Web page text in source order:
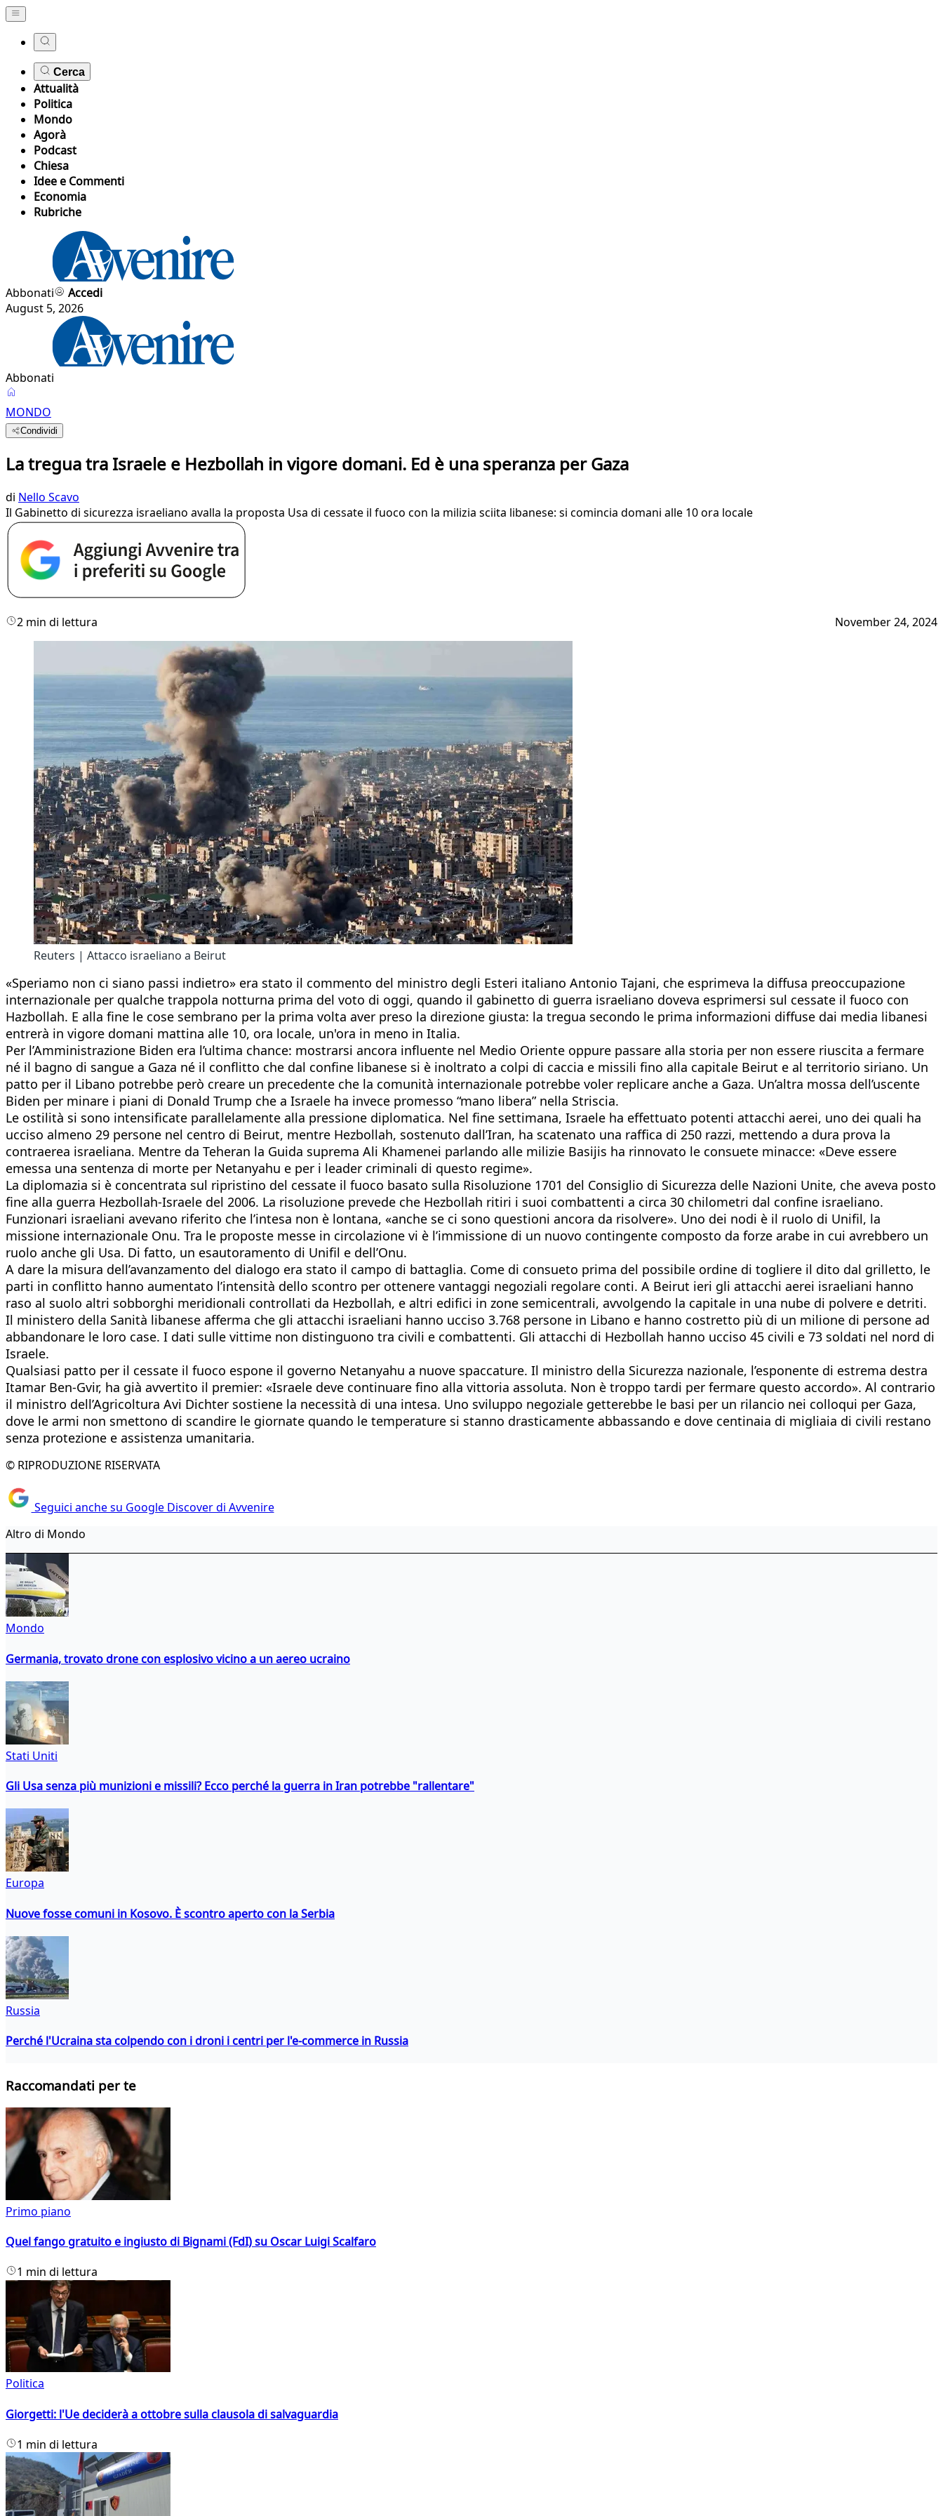
Cerca
Attualità
Politica
Mondo
Agorà
Podcast
Chiesa
Idee e Commenti
Economia
Rubriche
Abbonati
Accedi
August 5, 2026
Abbonati
MONDO
Condividi
La tregua tra Israele e Hezbollah in vigore domani. Ed è una speranza per Gaza
di Nello Scavo
Il Gabinetto di sicurezza israeliano avalla la proposta Usa di cessate il fuoco con la milizia sciita libanese: si comincia domani alle 10 ora locale
2 min di lettura November 24, 2024
Reuters | Attacco israeliano a Beirut
«Speriamo non ci siano passi indietro» era stato il commento del ministro degli Esteri italiano Antonio Tajani, che esprimeva la diffusa preoccupazione
internazionale per qualche trappola notturna prima del voto di oggi, quando il gabinetto di guerra israeliano doveva esprimersi sul cessate il fuoco con
Hazbollah. E alla fine le cose sembrano per la prima volta aver preso la direzione giusta: la tregua secondo le prima informazioni diffuse dai media libanesi
entrerà in vigore domani mattina alle 10, ora locale, un'ora in meno in Italia.
Per l’Amministrazione Biden era l’ultima chance: mostrarsi ancora influente nel Medio Oriente oppure passare alla storia per non essere riuscita a fermare
né il bagno di sangue a Gaza né il conflitto che dal confine libanese si è inoltrato a colpi di caccia e missili fino alla capitale Beirut e al territorio siriano. Un
patto per il Libano potrebbe però creare un precedente che la comunità internazionale potrebbe voler replicare anche a Gaza. Un’altra mossa dell’uscente
Biden per minare i piani di Donald Trump che a Israele ha invece promesso “mano libera” nella Striscia.
Le ostilità si sono intensificate parallelamente alla pressione diplomatica. Nel fine settimana, Israele ha effettuato potenti attacchi aerei, uno dei quali ha
ucciso almeno 29 persone nel centro di Beirut, mentre Hezbollah, sostenuto dall’Iran, ha scatenato una raffica di 250 razzi, mettendo a dura prova la
contraerea israeliana. Mentre da Teheran la Guida suprema Ali Khamenei parlando alle milizie Basijis ha rinnovato le consuete minacce: «Deve essere
emessa una sentenza di morte per Netanyahu e per i leader criminali di questo regime».
La diplomazia si è concentrata sul ripristino del cessate il fuoco basato sulla Risoluzione 1701 del Consiglio di Sicurezza delle Nazioni Unite, che aveva posto
fine alla guerra Hezbollah-Israele del 2006. La risoluzione prevede che Hezbollah ritiri i suoi combattenti a circa 30 chilometri dal confine israeliano.
Funzionari israeliani avevano riferito che l’intesa non è lontana, «anche se ci sono questioni ancora da risolvere». Uno dei nodi è il ruolo di Unifil, la
missione internazionale Onu. Tra le proposte messe in circolazione vi è l’immissione di un nuovo contingente composto da forze arabe in cui avrebbero un
ruolo anche gli Usa. Di fatto, un esautoramento di Unifil e dell’Onu.
A dare la misura dell’avanzamento del dialogo era stato il campo di battaglia. Come di consueto prima del possibile ordine di togliere il dito dal grilletto, le
parti in conflitto hanno aumentato l’intensità dello scontro per ottenere vantaggi negoziali regolare conti. A Beirut ieri gli attacchi aerei israeliani hanno
raso al suolo altri sobborghi meridionali controllati da Hezbollah, e altri edifici in zone semicentrali, avvolgendo la capitale in una nube di polvere e detriti.
Il ministero della Sanità libanese afferma che gli attacchi israeliani hanno ucciso 3.768 persone in Libano e hanno costretto più di un milione di persone ad
abbandonare le loro case. I dati sulle vittime non distinguono tra civili e combattenti. Gli attacchi di Hezbollah hanno ucciso 45 civili e 73 soldati nel nord di
Israele.
Qualsiasi patto per il cessate il fuoco espone il governo Netanyahu a nuove spaccature. Il ministro della Sicurezza nazionale, l’esponente di estrema destra
Itamar Ben-Gvir, ha già avvertito il premier: «Israele deve continuare fino alla vittoria assoluta. Non è troppo tardi per fermare questo accordo». Al contrario
il ministro dell’Agricoltura Avi Dichter sostiene la necessità di una intesa. Uno sviluppo negoziale getterebbe le basi per un rilancio nei colloqui per Gaza,
dove le armi non smettono di scandire le giornate quando le temperature si stanno drasticamente abbassando e dove centinaia di migliaia di civili restano
senza protezione e assistenza umanitaria.
© RIPRODUZIONE RISERVATA
Seguici anche su Google Discover di Avvenire
Altro di Mondo
Mondo
Germania, trovato drone con esplosivo vicino a un aereo ucraino
Stati Uniti
Gli Usa senza più munizioni e missili? Ecco perché la guerra in Iran potrebbe "rallentare"
Europa
Nuove fosse comuni in Kosovo. È scontro aperto con la Serbia
Russia
Perché l'Ucraina sta colpendo con i droni i centri per l'e-commerce in Russia
Raccomandati per te
Primo piano
Quel fango gratuito e ingiusto di Bignami (FdI) su Oscar Luigi Scalfaro
1 min di lettura
Politica
Giorgetti: l'Ue deciderà a ottobre sulla clausola di salvaguardia
1 min di lettura